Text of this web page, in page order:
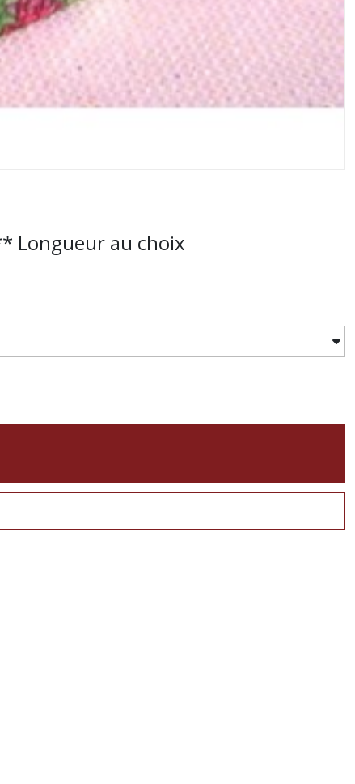
Longueur au choix